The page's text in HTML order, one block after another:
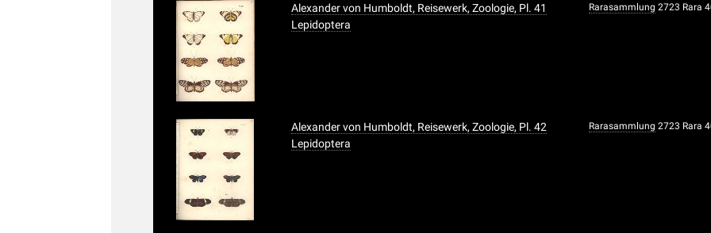
Alexander von Humboldt, Reisewerk, Zoologie, Pl. 41
Lepidoptera
Rarasammlung 2723 Rara
Alexander von Humboldt, Reisewerk, Zoologie, Pl. 42
Lepidoptera
Rarasammlung 2723 Rara